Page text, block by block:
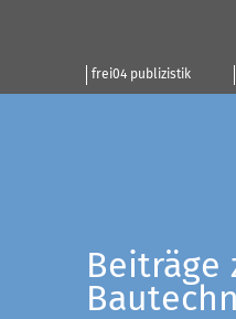
frei04 publizistik
Beiträge